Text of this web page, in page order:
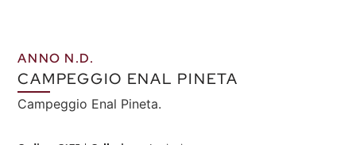
ANNO N.D.
CAMPEGGIO ENAL PINETA
Campeggio Enal Pineta.